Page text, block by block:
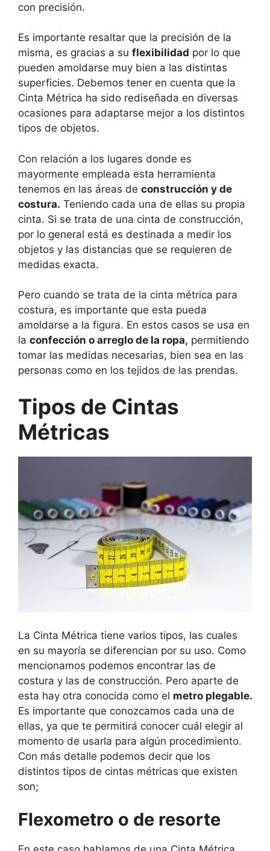
con precisión.
Es importante resaltar que la precisión de la
misma, es gracias a su flexibilidad por lo que
pueden amoldarse muy bien a las distintas
superficies. Debemos tener en cuenta que la
Cinta Métrica ha sido rediseñada en diversas
ocasiones para adaptarse mejor a los distintos
tipos de objetos.
Con relación a los lugares donde es
mayormente empleada esta herramienta
tenemos en las áreas de construcción y de
costura. Teniendo cada una de ellas su propia
cinta. Si se trata de una cinta de construcción,
por lo general está es destinada a medir los
objetos y las distancias que se requieren de
medidas exacta.
Pero cuando se trata de la cinta métrica para
costura, es importante que esta pueda
amoldarse a la figura. En estos casos se usa en
la confección o arreglo de la ropa, permitiendo
tomar las medidas necesarias, bien sea en las
personas como en los tejidos de las prendas.
Tipos de Cintas
Métricas
La Cinta Métrica tiene varios tipos, las cuales
en su mayoría se diferencian por su uso. Como
mencionamos podemos encontrar las de
costura y las de construcción. Pero aparte de
esta hay otra conocida como el metro plegable.
Es importante que conozcamos cada una de
ellas, ya que te permitirá conocer cuál elegir al
momento de usarla para algún procedimiento.
Con más detalle podemos decir que los
distintos tipos de cintas métricas que existen
son;
Flexometro o de resorte